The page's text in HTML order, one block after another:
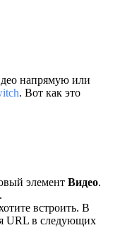
напрямую или
. Вот как это
элемент Видео.
.
встроить. В
URL в следующих